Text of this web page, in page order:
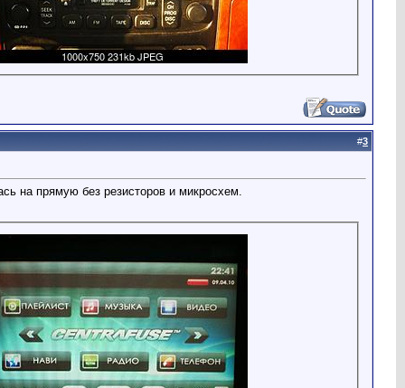
#3
на прямую без резисторов и микросхем.